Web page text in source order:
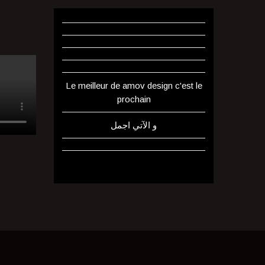
Le meilleur de amov design c'est le
prochain
و الآتي اجمل